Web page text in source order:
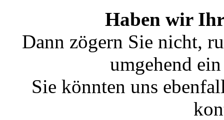
Haben wir Ihr
Dann zögern Sie nicht,
umgehend
Sie könnten uns